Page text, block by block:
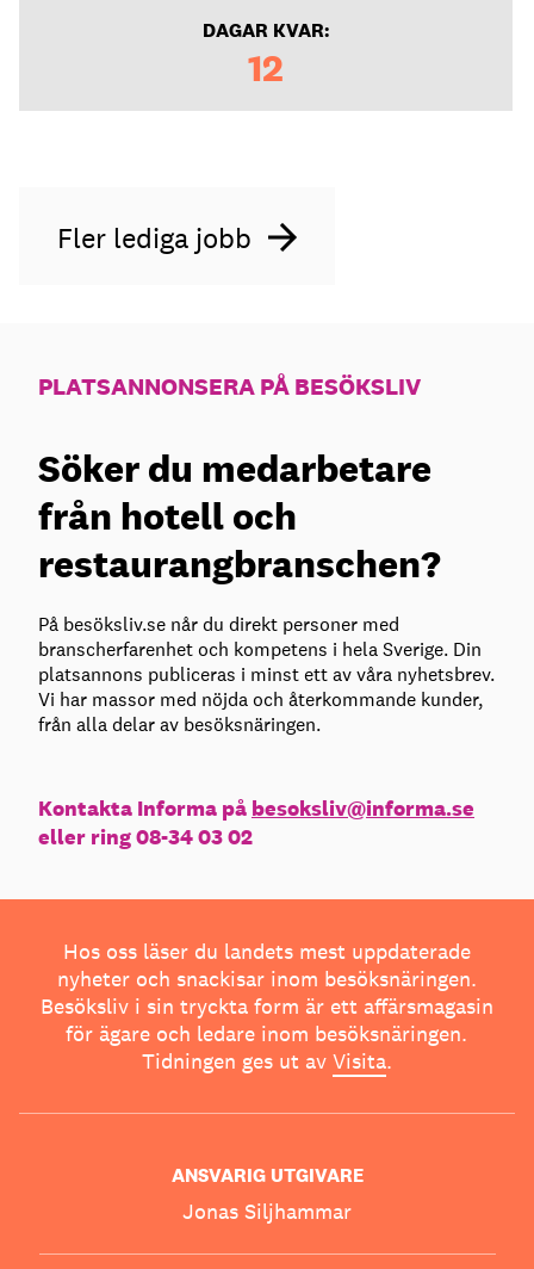
DAGAR KVAR:
12
Fler lediga jobb
PLATSANNONSERA PÅ BESÖKSLIV
Söker du medarbetare
från hotell och
restaurangbranschen?
På besöksliv.se når du direkt personer med
branscherfarenhet och kompetens i hela Sverige. Din
platsannons publiceras i minst ett av våra nyhetsbrev.
Vi har massor med nöjda och återkommande kunder,
från alla delar av besöksnäringen.
Kontakta Informa på besoksliv@informa.se
eller ring 08-34 03 02
Hos oss läser du landets mest uppdaterade
nyheter och snackisar inom besöksnäringen.
Besöksliv i sin tryckta form är ett affärsmagasin
för ägare och ledare inom besöksnäringen.
Tidningen ges ut av Visita.
ANSVARIG UTGIVARE
Jonas Siljhammar